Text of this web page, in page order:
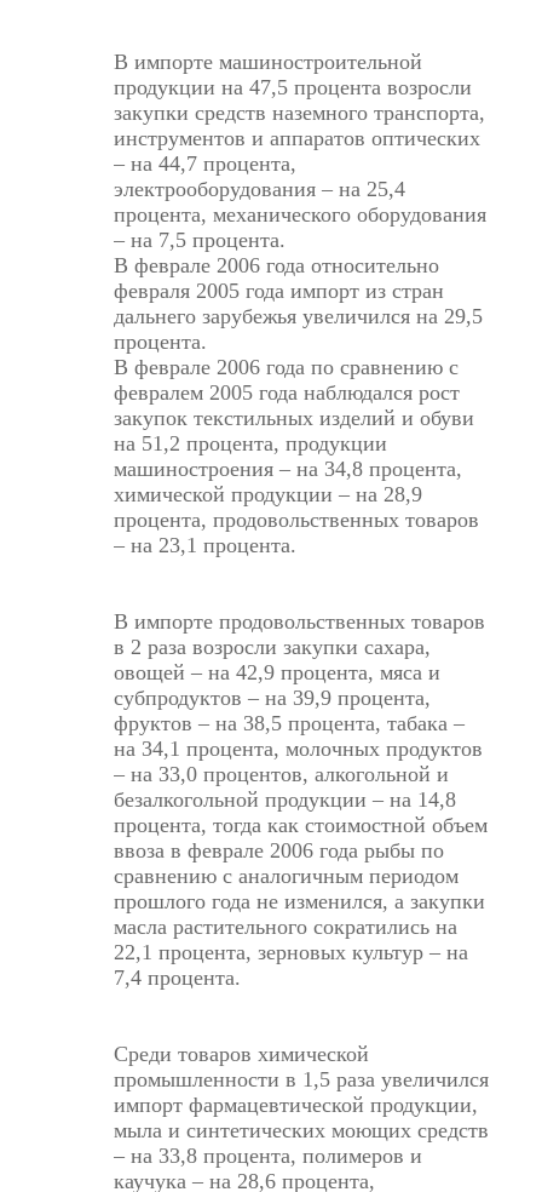
В импорте машиностроительной
продукции на 47,5 процента возросли
закупки средств наземного транспорта,
инструментов и аппаратов оптических
– на 44,7 процента,
электрооборудования – на 25,4
процента, механического оборудования
– на 7,5 процента.
В феврале 2006 года относительно
февраля 2005 года импорт из стран
дальнего зарубежья увеличился на 29,5
процента.
В феврале 2006 года по сравнению с
февралем 2005 года наблюдался рост
закупок текстильных изделий и обуви
на 51,2 процента, продукции
машиностроения – на 34,8 процента,
химической продукции – на 28,9
процента, продовольственных товаров
– на 23,1 процента.
В импорте продовольственных товаров
в 2 раза возросли закупки сахара,
овощей – на 42,9 процента, мяса и
субпродуктов – на 39,9 процента,
фруктов – на 38,5 процента, табака –
на 34,1 процента, молочных продуктов
– на 33,0 процентов, алкогольной и
безалкогольной продукции – на 14,8
процента, тогда как стоимостной объем
ввоза в феврале 2006 года рыбы по
сравнению с аналогичным периодом
прошлого года не изменился, а закупки
масла растительного сократились на
22,1 процента, зерновых культур – на
7,4 процента.
Среди товаров химической
промышленности в 1,5 раза увеличился
импорт фармацевтической продукции,
мыла и синтетических моющих средств
– на 33,8 процента, полимеров и
каучука – на 28,6 процента,